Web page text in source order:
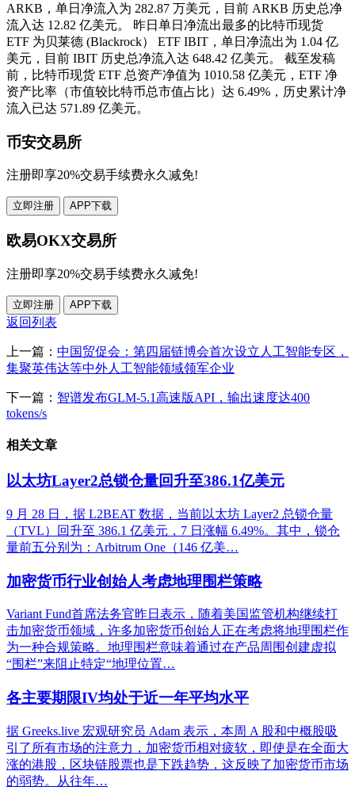
ARKB，单日净流入为 282.87 万美元，目前 ARKB 历史总净
流入达 12.82 亿美元。 昨日单日净流出最多的比特币现货
ETF 为贝莱德 (Blackrock） ETF IBIT，单日净流出为 1.04 亿
美元，目前 IBIT 历史总净流入达 648.42 亿美元。 截至发稿
前，比特币现货 ETF 总资产净值为 1010.58 亿美元，ETF 净
资产比率（市值较比特币总市值占比）达 6.49%，历史累计净
流入已达 571.89 亿美元。
币安交易所
注册即享20%交易手续费永久减免!
立即注册 APP下载
欧易OKX交易所
注册即享20%交易手续费永久减免!
立即注册 APP下载
返回列表
上一篇： 中国贸促会：第四届链博会首次设立人工智能专区，
集聚英伟达等中外人工智能领域领军企业
下一篇： 智谱发布GLM-5.1高速版API，输出速度达400
tokens/s
相关文章
以太坊Layer2总锁仓量回升至386.1亿美元
9 月 28 日，据 L2BEAT 数据，当前以太坊 Layer2 总锁仓量
（TVL）回升至 386.1 亿美元，7 日涨幅 6.49%。其中，锁仓
量前五分别为：Arbitrum One（146 亿美…
加密货币行业创始人考虑地理围栏策略
Variant Fund首席法务官昨日表示，随着美国监管机构继续打
击加密货币领域，许多加密货币创始人正在考虑将地理围栏作
为一种合规策略。地理围栏意味着通过在产品周围创建虚拟
“围栏”来阻止特定“地理位置…
各主要期限IV均处于近一年平均水平
据 Greeks.live 宏观研究员 Adam 表示，本周 A 股和中概股吸
引了所有市场的注意力，加密货币相对疲软，即使是在全面大
涨的港股，区块链股票也是下跌趋势，这反映了加密货币市场
的弱势。从往年…